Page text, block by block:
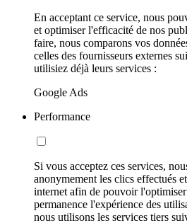
En acceptant ce service, nous
et optimiser l'efficacité de nos
faire, nous comparons vos
celles des fournisseurs externes
utilisiez déjà leurs services :
Google Ads
Performance
Si vous acceptez ces services,
anonymement les clics effectués
internet afin de pouvoir
permanence l'expérience des
nous utilisons les services tiers